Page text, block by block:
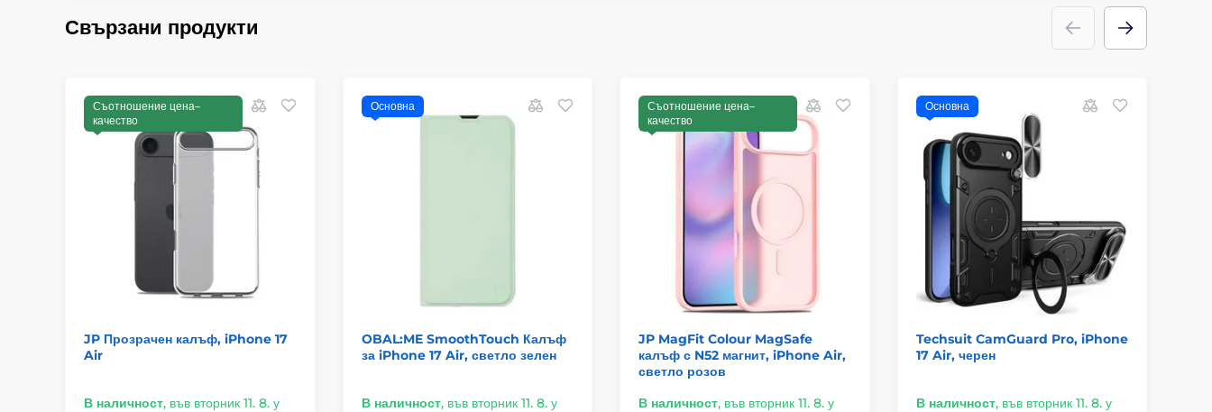
Свързани продукти
Съотношение цена–
качество
JP Прозрачен калъф, iPhone 17
Air
В наличност, във вторник 11. 8. у
Основна
OBAL:ME SmoothTouch Калъф
за iPhone 17 Air, светло зелен
В наличност, във вторник 11. 8. у
Съотношение цена–
качество
JP MagFit Colour MagSafe
калъф с N52 магнит, iPhone Air,
светло розов
В наличност, във вторник 11. 8. у
Основна
Techsuit CamGuard Pro, iPhone
17 Air, черен
В наличност, във вторник 11. 8. у